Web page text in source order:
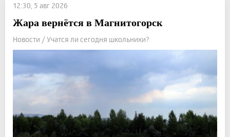
12:30, 5 авг 2026
Жара вернётся в Магнитогорск
Новости / Учатся ли сегодня школьники?